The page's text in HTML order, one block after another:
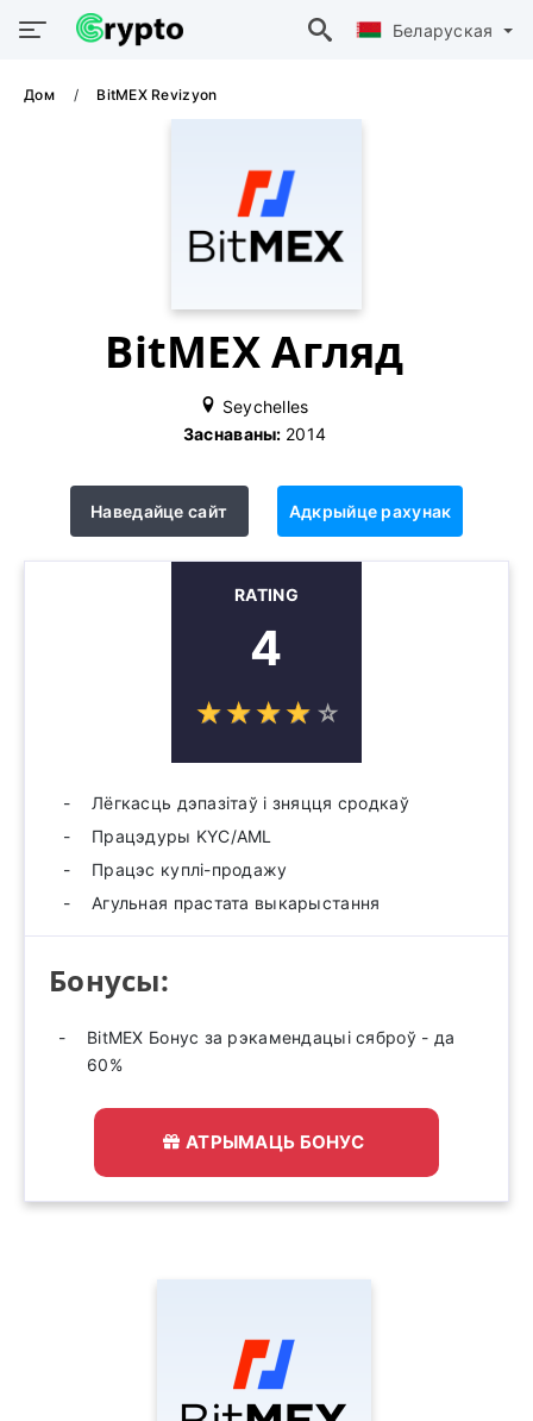
Беларуская
Дом BitMEX Revizyon
BitMEX Агляд
Seychelles
Заснаваны: 2014
Наведайце сайт Адкрыйце рахунак
RATING
4
☆☆☆☆ ☆
★★★★ ★
Лёгкасць дэпазітаў і зняцця сродкаў
Працэдуры KYC/AML
Працэс куплі-продажу
Агульная прастата выкарыстання
Бонусы:
BitMEX Бонус за рэкамендацыі сяброў - да
60%
АТРЫМАЦЬ БОНУС